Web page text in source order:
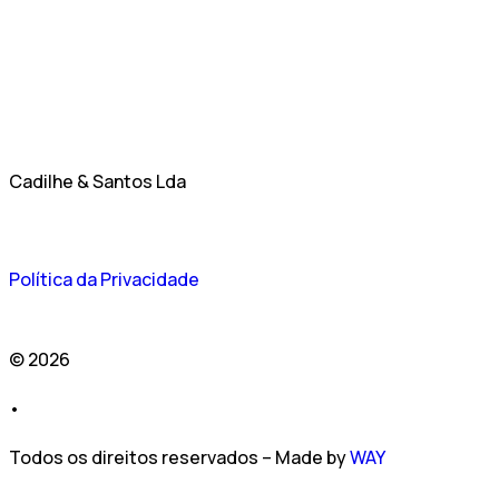
Cadilhe & Santos Lda
Política da Privacidade
© 2026
•
Todos os direitos reservados – Made byWAY